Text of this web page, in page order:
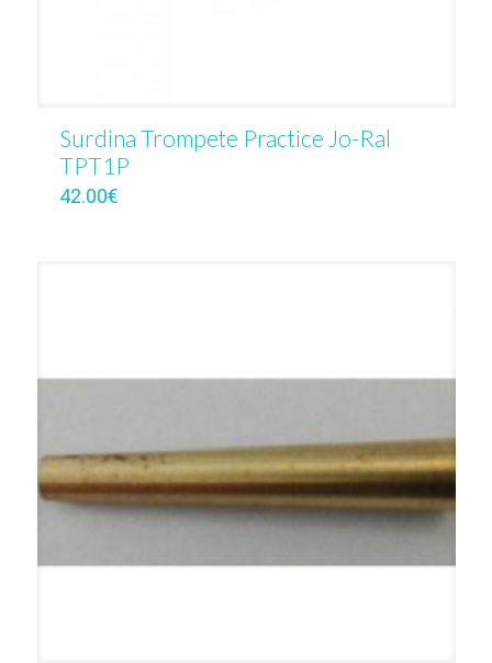
Surdina Trompete Practice Jo-Ral
TPT1P
42.00€